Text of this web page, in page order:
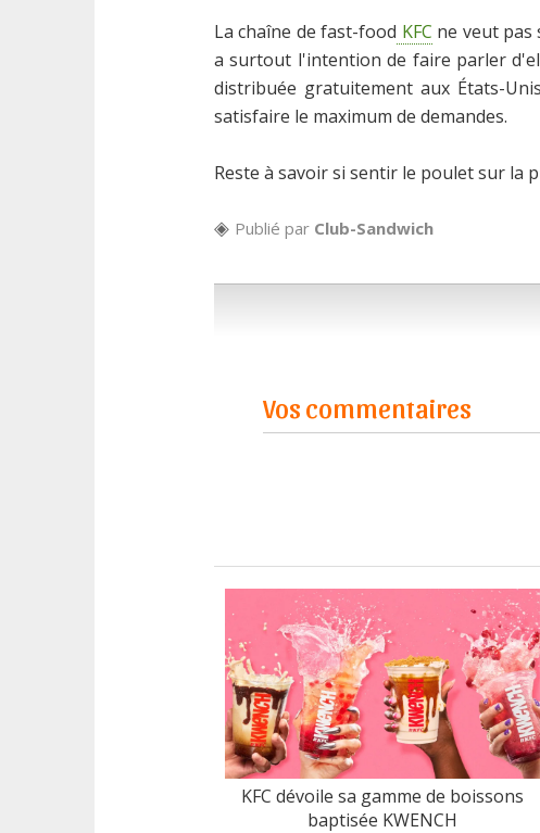
La chaîne de fast-food KFC ne veut pas
a surtout l'intention de faire parler
distribuée gratuitement aux États-
satisfaire le maximum de demandes.
Reste à savoir si sentir le poulet sur la
Publié par Club-Sandwich
Vos commentaires
KFC dévoile sa gamme de boissons
baptisée KWENCH